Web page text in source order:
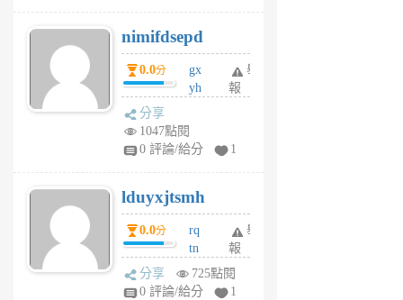
U
5
個
月
nimifdsepd
0.0分
gx
yh
jl
月
前
舉
報
分享
1047點閱
0 評論/給分
1
lduyxjtsmh
0.0分
rq
tn
jt
gl
舉
報
分享
725點閱
0 評論/給分
1